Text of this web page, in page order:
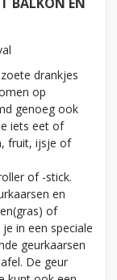
drankjes
op
genoeg ook
iets eet of
fruit, ijsje of
of -stick.
en
of
in een speciale
geurkaarsen
De geur